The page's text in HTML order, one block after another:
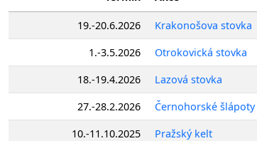
19.-20.6.2026 Krakonošova stovka
1.-3.5.2026
Otrokovická stovka
18.-19.4.2026
Lazová stovka
27.-28.2.2026
Černohorské šlápoty
10.-11.10.2025
Pražský kelt